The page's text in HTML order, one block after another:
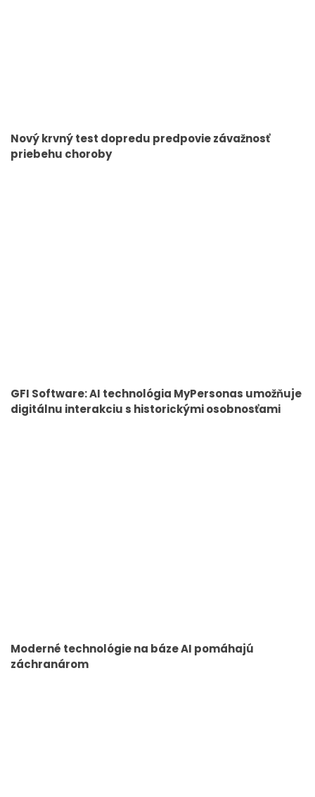
Nový krvný test dopredu predpovie závažnosť
priebehu choroby
GFI Software: AI technológia MyPersonas umožňuje
digitálnu interakciu s historickými osobnosťami
Moderné technológie na báze AI pomáhajú
záchranárom